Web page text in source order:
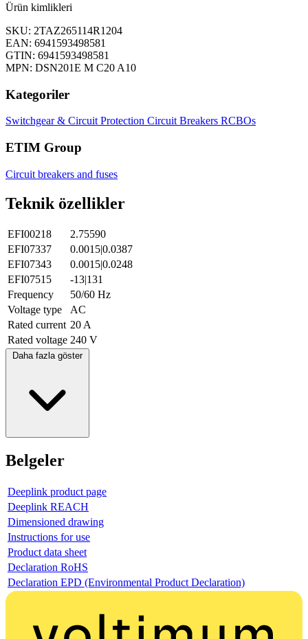
Ürün kimlikleri
SKU: 2TAZ265114R1204
EAN: 6941593498581
GTIN: 6941593498581
MPN: DSN201E M C20 A10
Kategoriler
Switchgear & Circuit Protection Circuit Breakers RCBOs
ETIM Group
Circuit breakers and fuses
Teknik özellikler
EFI00218
2.75590
EFI07337
0.0015|0.0387
EFI07343
0.0015|0.0248
EFI07515
-13|131
Frequency
50/60 Hz
Voltage type
AC
Rated current 20 A
Rated voltage 240 V
Daha fazla göster
Belgeler
Deeplink product page
Deeplink REACH
Dimensioned drawing
Instructions for use
Product data sheet
Declaration RoHS
Declaration EPD (Environmental Product Declaration)